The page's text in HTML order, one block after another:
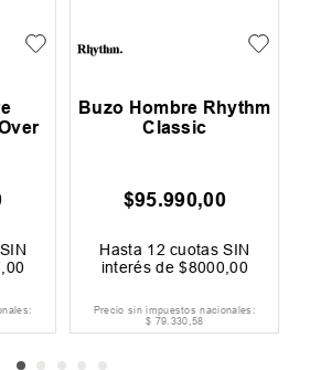
Buzo Hombre Althon
Shelter Classic Crew
00
Hasta
cuotas SIN
interés de
$6334,00
Precio sin impuestos nacionales:
Buzo
Hasta
interés
Precio sin